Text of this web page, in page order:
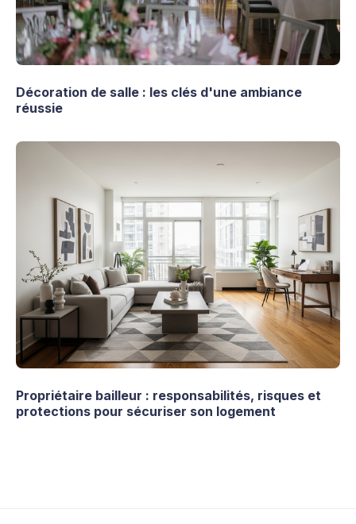
Décoration de salle : les clés d'une ambiance
réussie
Propriétaire bailleur : responsabilités, risques et
protections pour sécuriser son logement